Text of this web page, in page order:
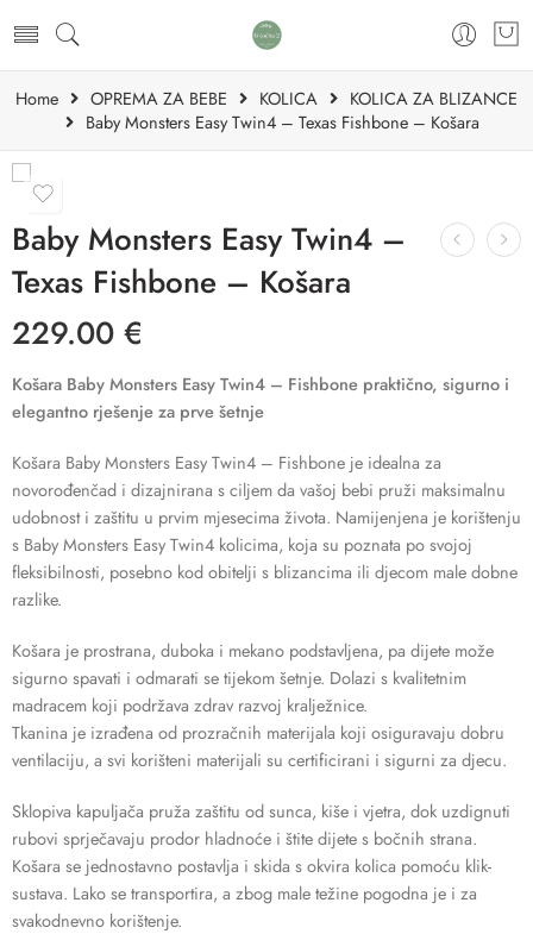
Home OPREMA ZA BEBE KOLICA
KOLICA ZA BLIZANCE
Baby Monsters Easy Twin4 – Texas Fishbone – Košara
Baby Monsters Easy Twin4 –
Texas Fishbone – Košara
229.00 €
Košara Baby Monsters Easy Twin4 – Fishbone praktično, sigurno i
elegantno rješenje za prve šetnje
Košara Baby Monsters Easy Twin4 – Fishbone je idealna za
novorođenčad i dizajnirana s ciljem da vašoj bebi pruži maksimalnu
udobnost i zaštitu u prvim mjesecima života. Namijenjena je korištenju
s Baby Monsters Easy Twin4 kolicima, koja su poznata po svojoj
fleksibilnosti, posebno kod obitelji s blizancima ili djecom male dobne
razlike.
Košara je prostrana, duboka i mekano podstavljena, pa dijete može
sigurno spavati i odmarati se tijekom šetnje. Dolazi s kvalitetnim
madracem koji podržava zdrav razvoj kralježnice.
Tkanina je izrađena od prozračnih materijala koji osiguravaju dobru
ventilaciju, a svi korišteni materijali su certificirani i sigurni za djecu.
Sklopiva kapuljača pruža zaštitu od sunca, kiše i vjetra, dok uzdignuti
rubovi sprječavaju prodor hladnoće i štite dijete s bočnih strana.
Košara se jednostavno postavlja i skida s okvira kolica pomoću klik-
sustava. Lako se transportira, a zbog male težine pogodna je i za
svakodnevno korištenje.